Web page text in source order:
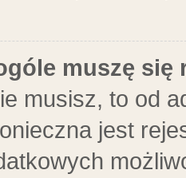
muszę się
musisz, to od
jest